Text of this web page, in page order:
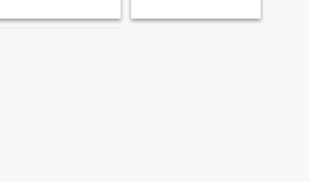
I enjoy being out in